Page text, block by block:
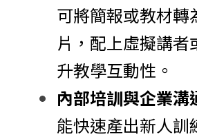
可將簡報或教材轉
片，配上虛擬講者
升教學互動性。
內部培訓與企業溝
能快速產出新人訓